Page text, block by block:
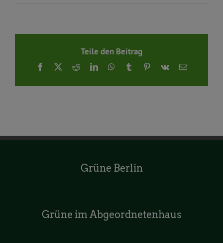
Teile den Beitrag
Facebook
X RedditLinkedInWhatsApp
TumblrPinterest
Vk
E-
Grüne Berlin
Grüne im Abgeordnetenhaus